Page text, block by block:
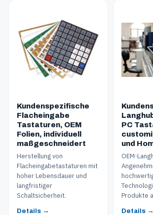
Kundenspezifische
Flacheingabe
Tastaturen, OEM
Folien, individuell
maßgeschneidert
Herstellung von
Flacheingabetastaturen mit
hoher Lebensdauer und
langfristiger
Schaltsicherheit.
Details →
PC
und
OEM-
Produkte
Details →